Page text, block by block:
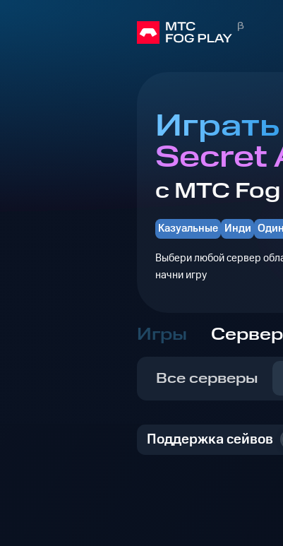
Secret
с МТС
Казуальные Инди
Выбери любой сервер
начни игру
Игры
Все серверы
Поддержка сейвов